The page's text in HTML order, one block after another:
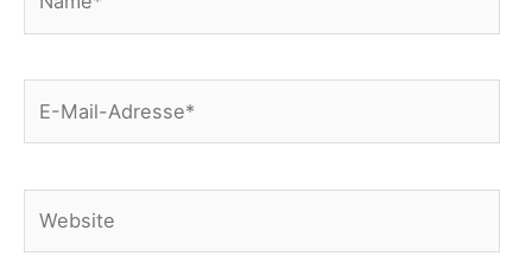
Mail-